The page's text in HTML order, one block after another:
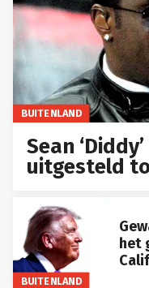
BUITENLAND
Sean
uitgesteld
BUITENLAND
het